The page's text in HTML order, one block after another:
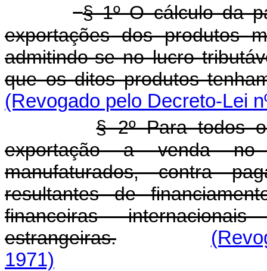
§ 1º O cálculo da
exportações dos produtos
admitindo-se no lucro
que os ditos produtos
(Revogado pelo Decreto-Lei
§ 2º Para todos
exportação a venda no
manufaturados, contra
resultantes de
financeiras
estrangeiras.
1971)